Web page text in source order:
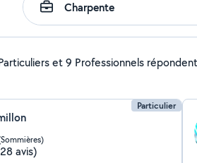
et 9 Professionnels répondent
Particulier
avis)